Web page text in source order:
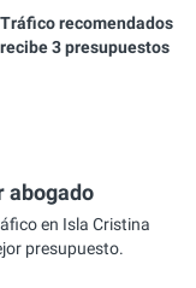
recomendados
3 presupuestos
abogado
en Isla Cristina
presupuesto.